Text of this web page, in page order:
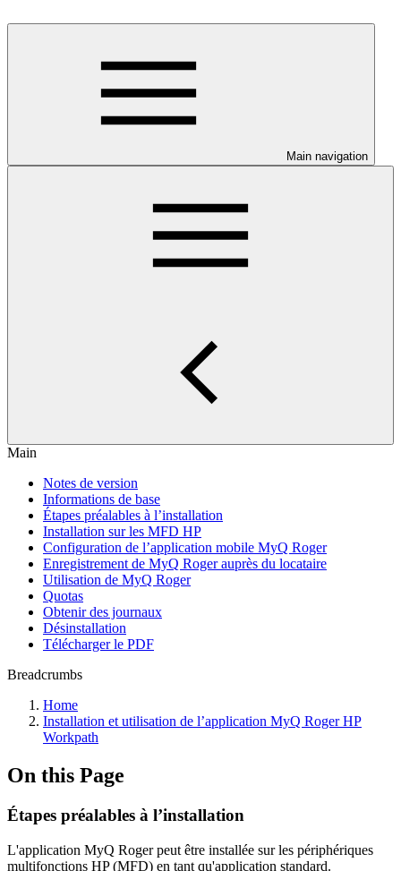
Main navigation
Main
Notes de version
Informations de base
Étapes préalables à l’installation
Installation sur les MFD HP
Configuration de l’application mobile MyQ Roger
Enregistrement de MyQ Roger auprès du locataire
Utilisation de MyQ Roger
Quotas
Obtenir des journaux
Désinstallation
Télécharger le PDF
Breadcrumbs
Home
Installation et utilisation de l’application MyQ Roger HP
Workpath
On this Page
Étapes préalables à l’installation
L'application MyQ Roger peut être installée sur les périphériques
multifonctions HP (MFD) en tant qu'application standard.